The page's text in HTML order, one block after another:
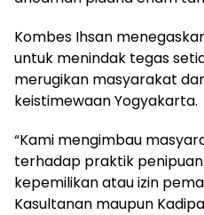
Kombes Ihsan
untuk menindak tegas
merugikan masyarakat
keistimewaan Yogyakarta.
“Kami mengimbau
terhadap praktik
kepemilikan atau izin
Kasultanan maupun